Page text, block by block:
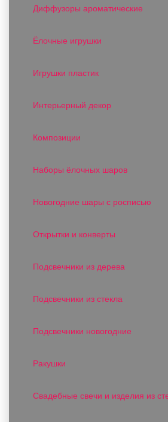
Диффузоры ароматические
Ёлочные игрушки
Игрушки пластик
Интерьерный декор
Композиции
Наборы ёлочных шаров
Новогодние шары с росписью
Открытки и конверты
Подсвечники из дерева
Подсвечники из стекла
Подсвечники новогодние
Ракушки
Свадебные свечи и изделия из